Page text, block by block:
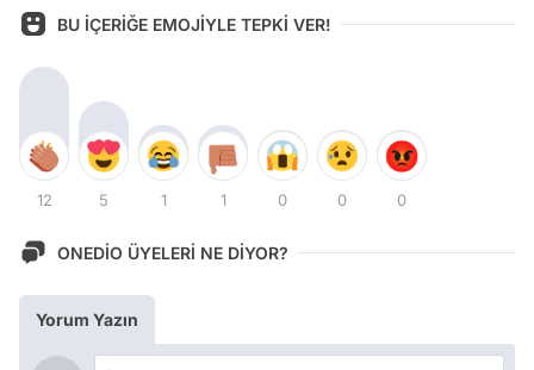
BU İÇERİĞE EMOJİYLE TEPKİ VER!
12 5 1 1 0 0 0
ONEDİO ÜYELERİ NE DİYOR?
Yorum Yazın